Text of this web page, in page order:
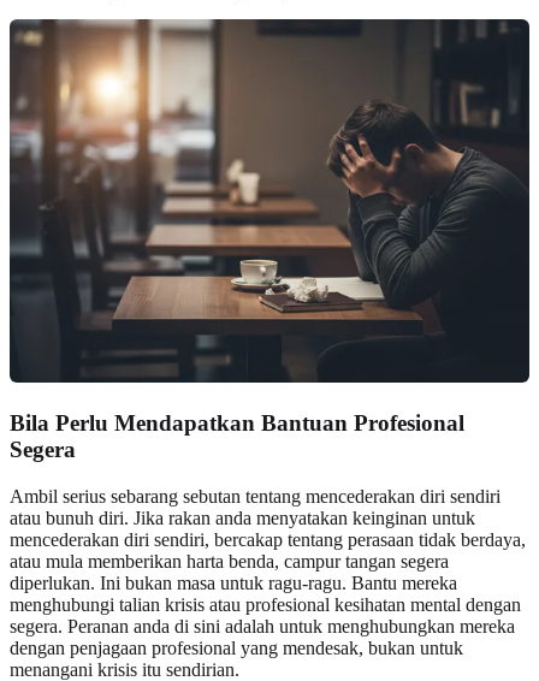
Bila Perlu Mendapatkan Bantuan Profesional
Segera
Ambil serius sebarang sebutan tentang mencederakan diri sendiri
atau bunuh diri. Jika rakan anda menyatakan keinginan untuk
mencederakan diri sendiri, bercakap tentang perasaan tidak berdaya,
atau mula memberikan harta benda, campur tangan segera
diperlukan. Ini bukan masa untuk ragu-ragu. Bantu mereka
menghubungi talian krisis atau profesional kesihatan mental dengan
segera. Peranan anda di sini adalah untuk menghubungkan mereka
dengan penjagaan profesional yang mendesak, bukan untuk
menangani krisis itu sendirian.